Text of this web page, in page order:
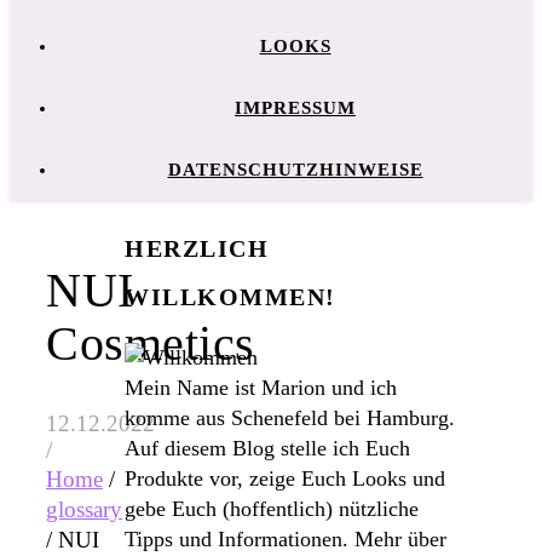
LOOKS
IMPRESSUM
DATENSCHUTZHINWEISE
NUI
Cosmetics
12.12.2022
/
Home /
glossary
/NUI
HERZLICH
WILLKOMMEN!
Mein Name ist Marion und ich
komme aus Schenefeld bei Hamburg.
Auf diesem Blog stelle ich Euch
Produkte vor, zeige Euch Looks und
gebe Euch (hoffentlich) nützliche
Tipps und Informationen. Mehr über